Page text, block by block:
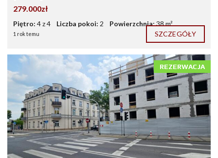
279.000zł
Piętro: 4 z 4 Liczba pokoi: 2 Powierzchnia:38 m²
1 rok temu SZCZEGÓŁY
REZERWACJA